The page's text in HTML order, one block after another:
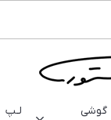
گوشی
لـپ